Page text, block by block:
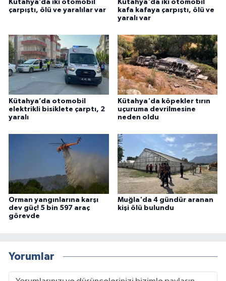
Kütahya’da iki otomobil
çarpıştı, ölü ve yaralılar var
Kütahya'da iki otomobil
kafa kafaya çarpıştı, ölü ve
yaralı var
Kütahya’da otomobil
elektrikli bisiklete çarptı, 2
yaralı
Kütahya'da köpekler tırın
uçuruma devrilmesine
neden oldu
Orman yangınlarına karşı
dev güç! 5 bin 597 araç
görevde
Muğla'da 4 gündür aranan
kişi ölü bulundu
Yorumlar